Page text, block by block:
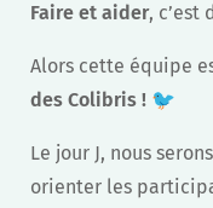
Faire et aider, c’est
Alors cette équipe
des Colibris ! 🐦
Le jour J, nous
orienter les